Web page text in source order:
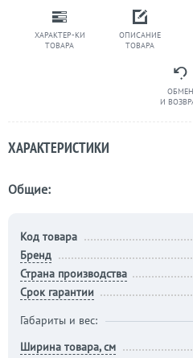
ХАРАКТЕР-КИ
ТОВАРА
ОПИСАНИЕ
ТОВАРА
ОБМЕН
И
ХАРАКТЕРИСТИКИ
Общие:
Код товара
Бренд
Страна производства
Срок гарантии
Габариты и вес:
Ширина товара, см